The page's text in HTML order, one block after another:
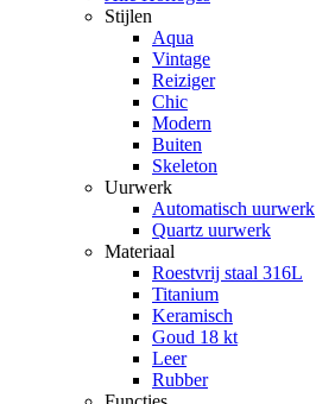
Stijlen
Aqua
Vintage
Reiziger
Chic
Modern
Buiten
Skeleton
Uurwerk
Automatisch uurwerk
Quartz uurwerk
Materiaal
Roestvrij staal 316L
Titanium
Keramisch
Goud 18 kt
Leer
Rubber